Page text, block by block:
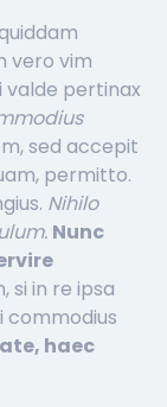
vero vim
valde pertinax
sed accepit
permitto.
Nihilo
Nunc
si in re ipsa
commodius
haec